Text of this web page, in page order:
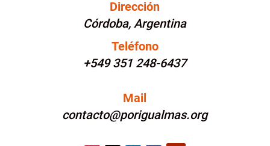
Dirección
Córdoba, Argentina
Teléfono
+549 351 248-6437
Mail
contacto@porigualmas.org